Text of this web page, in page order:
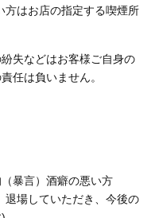
方はお店の指定する喫煙所
失などはお客様ご自身の
任は負いません。
暴言）酒癖の悪い方
場していただき、今後の